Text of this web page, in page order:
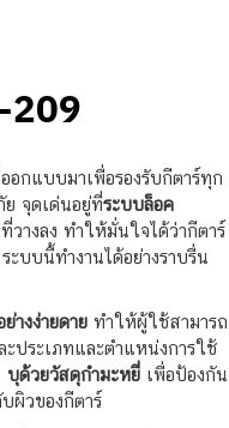
209
อกแบบมาเพื่อรองรับกีตาร์ทุก
ย จุดเด่นอยู่ที่ระบบล็อค
างลง ทำให้มั่นใจได้ว่ากีตาร์
ะบบนี้ทำงานได้อย่างราบรื่น
างง่ายดาย ทำให้ผู้ใช้สามารถ
ประเภทและตำแหน่งการใช้
บุด้วยวัสดุกำมะหยี่ เพื่อป้องกัน
ผิวของกีตาร์